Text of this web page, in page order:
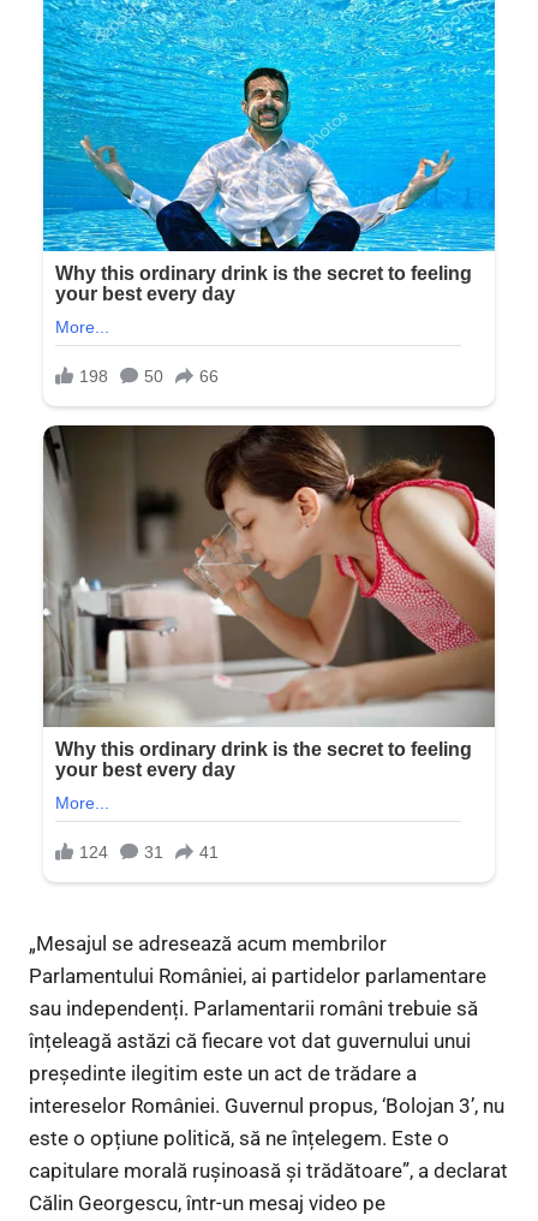
„Mesajul se adresează acum membrilor
Parlamentului României, ai partidelor parlamentare
sau independenți. Parlamentarii români trebuie să
înțeleagă astăzi că fiecare vot dat guvernului unui
președinte ilegitim este un act de trădare a
intereselor României. Guvernul propus, ‘Bolojan 3’, nu
este o opțiune politică, să ne înțelegem. Este o
capitulare morală rușinoasă și trădătoare”, a declarat
Călin Georgescu, într-un mesaj video pe